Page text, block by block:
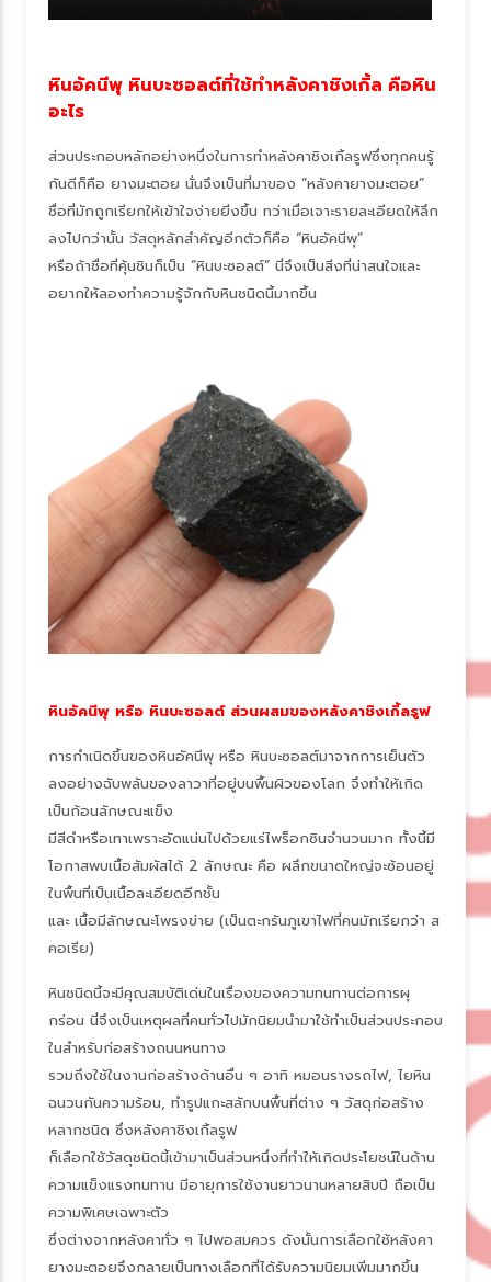
หินอัคนีพุ หินบะซอลต์ที่ใช้ทำหลังคาชิงเกิ้ล คือหิน
อะไร
ส่วนประกอบหลักอย่างหนึ่งในการทำหลังคาชิงเกิ้ลรูฟซึ่งทุกคนรู้
กันดีก็คือ ยางมะตอย นั่นจึงเป็นที่มาของ “หลังคายางมะตอย”
ชื่อที่มักถูกเรียกให้เข้าใจง่ายยิ่งขึ้น ทว่าเมื่อเจาะรายละเอียดให้ลึก
ลงไปกว่านั้น วัสดุหลักสำคัญอีกตัวก็คือ “หินอัคนีพุ”
หรือถ้าชื่อที่คุ้นชินก็เป็น “หินบะซอลต์” นี่จึงเป็นสิ่งที่น่าสนใจและ
อยากให้ลองทำความรู้จักกับหินชนิดนี้มากขึ้น
หินอัคนีพุ หรือ หินบะซอลต์ ส่วนผสมของหลังคาชิงเกิ้ลรูฟ
การกำเนิดขึ้นของหินอัคนีพุ หรือ หินบะซอลต์มาจากการเย็นตัว
ลงอย่างฉับพลันของลาวาที่อยู่บนพื้นผิวของโลก จึงทำให้เกิด
เป็นก้อนลักษณะแข็ง
มีสีดำหรือเทาเพราะอัดแน่นไปด้วยแร่ไพร็อกซินจำนวนมาก ทั้งนี้มี
อกาสพบเนื้อสัมผัสได้ 2 ลักษณะ คือ ผลึกขนาดใหญ่จะซ้อนอยู่
นพื้นที่เป็นเนื้อละเอียดอีกชั้น
ละ เนื้อมีลักษณะโพรงข่าย (เป็นตะกรันภูเขาไฟที่คนมักเรียกว่า ส
คอเรีย)
หินชนิดนี้จะมีคุณสมบัติเด่นในเรื่องของความทนทานต่อการผุ
กร่อน นี่จึงเป็นเหตุผลที่คนทั่วไปมักนิยมนำมาใช้ทำเป็นส่วนประกอบ
นสำหรับก่อสร้างถนนหนทาง
รวมถึงใช้ในงานก่อสร้างด้านอื่น ๆ อาทิ หมอนรางรถไฟ, ไยหิน
ฉนวนกันความร้อน, ทำรูปแกะสลักบนพื้นที่ต่าง ๆ วัสดุก่อสร้าง
หลากชนิด ซึ่งหลังคาชิงเกิ้ลรูฟ
ก็เลือกใช้วัสดุชนิดนี้เข้ามาเป็นส่วนหนึ่งที่ทำให้เกิดประโยชน์ในด้าน
ความแข็งแรงทนทาน มีอายุการใช้งานยาวนานหลายสิบปี ถือเป็น
ความพิเศษเฉพาะตัว
ซึ่งต่างจากหลังคาทั่ว ๆ ไปพอสมควร ดังนั้นการเลือกใช้หลังคา
างมะตอยจึงกลายเป็นทางเลือกที่ได้รับความนิยมเพิ่มมากขึ้น